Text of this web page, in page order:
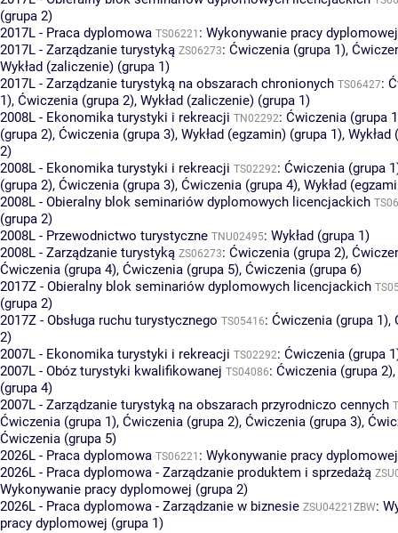
(grupa 2)
2017L - Praca dyplomowa TS06221 : Wykonywanie pracy
2017L - Zarządzanie turystyką ZS06273: Ćwiczenia (grupa 1),
Wykład (zaliczenie) (grupa 1)
2017L - Zarządzanie turystyką na obszarach chronionych TS06427:
1), Ćwiczenia (grupa 2), Wykład (zaliczenie) (grupa 1)
2008L - Ekonomika turystyki i rekreacji TN02292: Ćwiczenia (grupa
(grupa 2), Ćwiczenia (grupa 3), Wykład (egzamin) (grupa 1), Wykład
2)
2008L - Ekonomika turystyki i rekreacji TS02292: Ćwiczenia (grupa
(grupa 2), Ćwiczenia (grupa 3), Ćwiczenia (grupa 4), Wykład
2008L - Obieralny blok seminariów dyplomowych licencjackich
(grupa 2)
2008L - Przewodnictwo turystyczne TNU02495: Wykład (grupa 1)
2008L - Zarządzanie turystyką ZS06273: Ćwiczenia (grupa 2),
Ćwiczenia (grupa 4), Ćwiczenia (grupa 5), Ćwiczenia (grupa 6)
2017Z - Obieralny blok seminariów dyplomowych licencjackich
(grupa 2)
2017Z - Obsługa ruchu turystycznego TS05416: Ćwiczenia (grupa 1),
2)
2007L - Ekonomika turystyki i rekreacji TS02292: Ćwiczenia (grupa
2007L - Obóz turystyki kwalifikowanej TS04086: Ćwiczenia (grupa 2),
(grupa 4)
2007L - Zarządzanie turystyką na obszarach przyrodniczo cennych
Ćwiczenia (grupa 1), Ćwiczenia (grupa 2), Ćwiczenia (grupa 3),
Ćwiczenia (grupa 5)
2026L - Praca dyplomowa TS06221 : Wykonywanie pracy
2026L - Praca dyplomowa - Zarządzanie produktem i sprzedażą
Wykonywanie pracy dyplomowej (grupa 2)
2026L - Praca dyplomowa - Zarządzanie w biznesie ZSU04221ZBW:
pracy dyplomowej (grupa 1)